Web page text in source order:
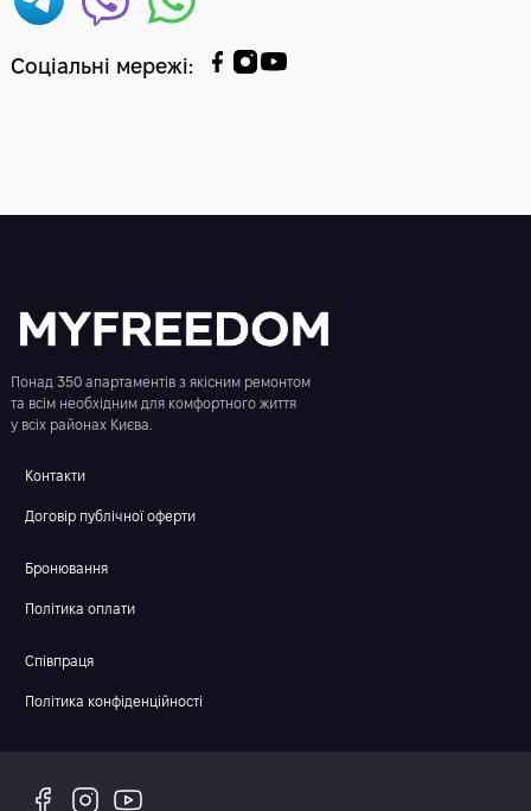
Соціальні мережі:
Понад 350 апартаментів з якісним ремонтом
та всім необхідним для комфортного життя
у всіх районах Києва.
Контакти
Договір публічної оферти
Бронювання
Політика оплати
Співпраця
Політика конфіденційності